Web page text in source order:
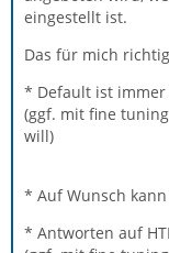
eingestellt ist.
Das für mich
* Default ist immer
(ggf. mit fine
will)
* Auf Wunsch
* Antworten auf